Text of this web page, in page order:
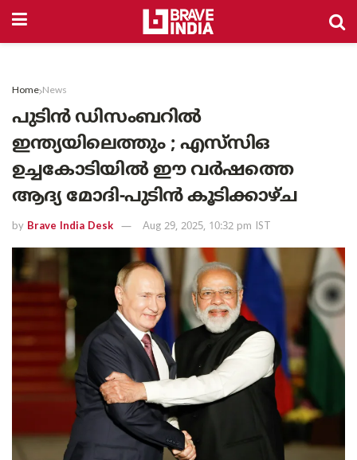
Home News
പുടിൻ ഡിസംബറിൽ
ഇന്ത്യയിലെത്തും ; എസ്‌സി‌ഒ
ഉച്ചകോടിയിൽ ഈ വർഷത്തെ
ആദ്യ മോദി-പുടിൻ കൂടിക്കാഴ്ച
by Brave India Desk Aug 29, 2025, 10:32 pm IST